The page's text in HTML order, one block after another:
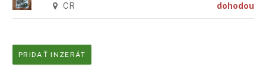
CR dohodou
PRIDAŤ INZERÁT